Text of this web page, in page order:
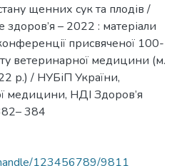
щенних сук та плодів /
– 2022 : матеріали
присвяченої 100-
ветеринарної медицини (м.
р.) / НУБіП України,
медицини, НДІ Здоров’я
384
123456789/9811